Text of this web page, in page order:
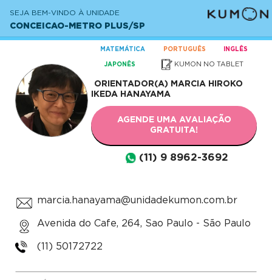
SEJA BEM-VINDO À UNIDADE
CONCEICAO-METRO PLUS/SP
MATEMÁTICA PORTUGUÊS INGLÊS
JAPONÊS KUMON NO TABLET
ORIENTADOR(A) MARCIA HIROKO
IKEDA HANAYAMA
AGENDE UMA AVALIAÇÃO
GRATUITA!
(11) 9 8962-3692
marcia.hanayama@unidadekumon.com.br
Avenida do Cafe, 264, Sao Paulo - São Paulo
(11) 50172722